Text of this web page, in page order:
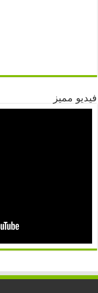
فيديو مميز